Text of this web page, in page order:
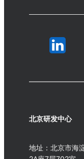
北京研发中心
地址：北京市海